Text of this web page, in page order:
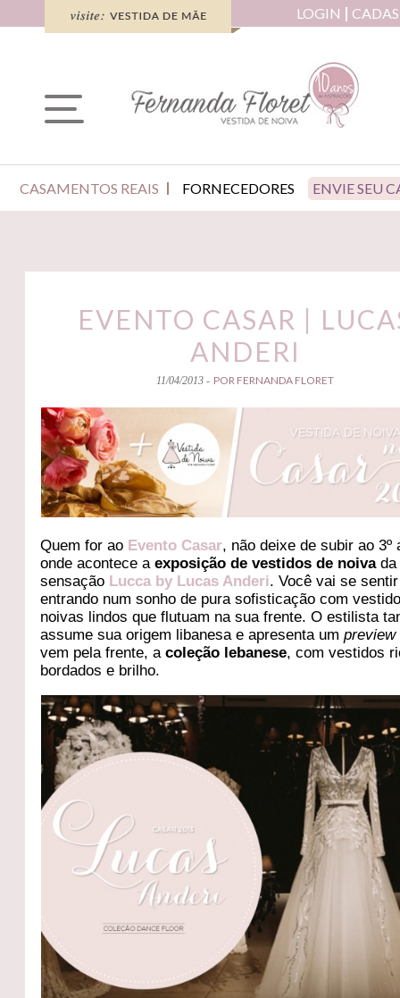
LOGIN
CASAMENTOS REAIS FORNECEDORES ENVIE SEU
EVENTO CASAR |
ANDERI
11/04/2013 - POR FERNANDA FLORET
Quem for ao Evento Casar, não deixe de subir ao 3º
onde acontece aexposição de vestidos de noivada
sensação Lucca by Lucas Anderi. Você vai se sentir
entrando num sonho de pura sofisticação com
noivas lindos que flutuam na sua frente. O estilista
assume sua origem libanesa e apresenta umpreview
vem pela frente, acoleção lebanese, com vestidos
bordados e brilho.